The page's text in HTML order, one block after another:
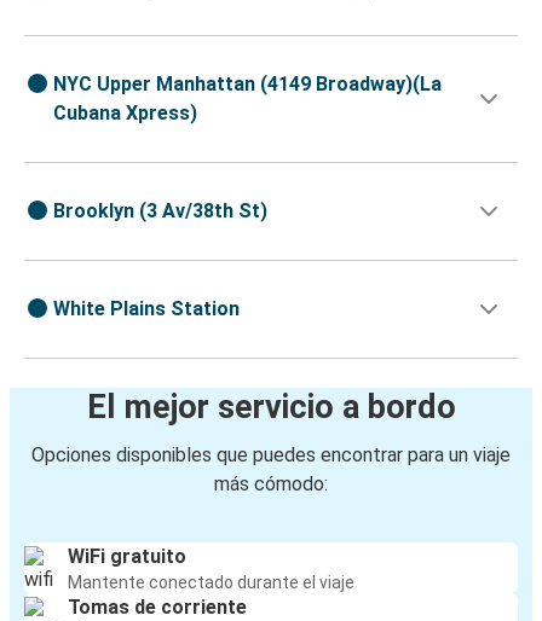
NYC Upper Manhattan (4149 Broadway)(La
Cubana Xpress)
Brooklyn (3 Av/38th St)
White Plains Station
El mejor servicio a bordo
Opciones disponibles que puedes encontrar para un viaje
más cómodo:
WiFi gratuito
Mantente conectado durante el viaje
Tomas de corriente